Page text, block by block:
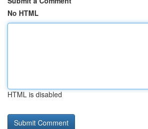
No HTML
HTML is disabled